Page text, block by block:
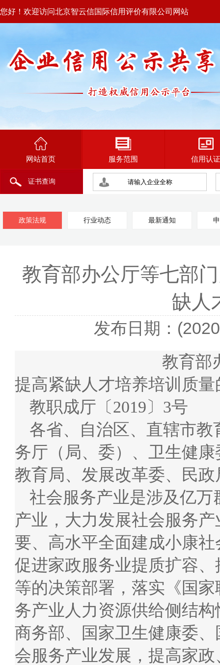
您好！欢迎访问北京智云信国际信用评价有限公司网站
网站首页 服务范围 信用认证
证书查询
政策法规 行业动态 最新通知
教育部办公厅等七部
缺人
发布日期：
教育部办公厅等
提高紧缺人才培养培训质量
教职成厅〔2019〕3号
各省、自治区、直辖市
务厅（局、委）、卫生健
教育局、发展改革委、民
社会服务产业是涉及亿
产业，大力发展社会服务
要、高水平全面建成小康
促进家政服务业提质扩容
等的决策部署，落实《国
务产业人力资源供给侧结
商务部、国家卫生健康委
会服务产业发展，提高家